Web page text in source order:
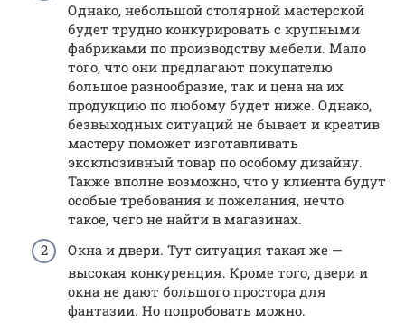
Однако, небольшой столярной мастерской
будет трудно конкурировать с крупными
фабриками по производству мебели. Мало
того, что они предлагают покупателю
большое разнообразие, так и цена на их
продукцию по любому будет ниже. Однако,
безвыходных ситуаций не бывает и креатив
мастеру поможет изготавливать
эксклюзивный товар по особому дизайну.
Также вполне возможно, что у клиента будут
особые требования и пожелания, нечто
такое, чего не найти в магазинах.
Окна и двери. Тут ситуация такая же —
высокая конкуренция. Кроме того, двери и
окна не дают большого простора для
фантазии. Но попробовать можно.